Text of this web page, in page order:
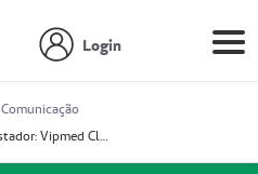
Login
Comunicação
Prestador: Vipmed Clínica Geral Ltda, 51004349-0 (Nome Fantasia: Policlínica Master)